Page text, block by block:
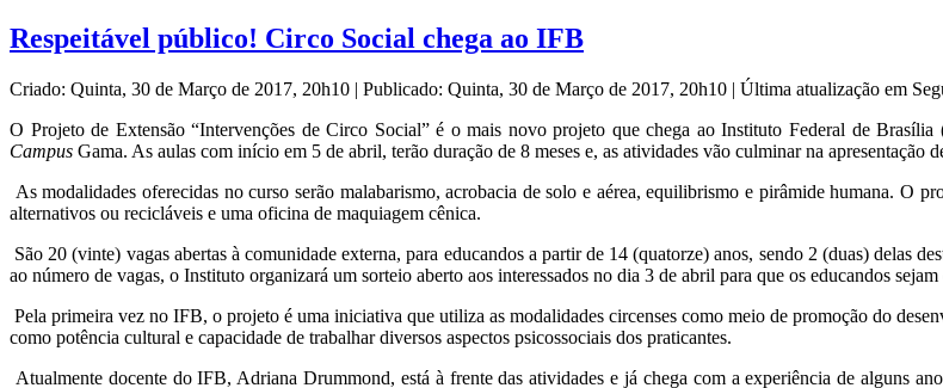
Respeitável público! Circo Social chega ao IFB
Criado: Quinta, 30 de Março de 2017, 20h10 | Publicado: Quinta, 30 de Março de 2017, 20h10 | Última atualização em
O Projeto de Extensão “Intervenções de Circo Social” é o mais novo projeto que chega ao Instituto Federal de
Campus Gama. As aulas com início em 5 de abril, terão duração de 8 meses e, as atividades vão culminar na apresentação
As modalidades oferecidas no curso serão malabarismo, acrobacia de solo e aérea, equilibrismo e pirâmide humana. O
alternativos ou recicláveis e uma oficina de maquiagem cênica.
São 20 (vinte) vagas abertas à comunidade externa, para educandos a partir de 14 (quatorze) anos, sendo 2 (duas) delas
ao número de vagas, o Instituto organizará um sorteio aberto aos interessados no dia 3 de abril para que os educandos
Pela primeira vez no IFB, o projeto é uma iniciativa que utiliza as modalidades circenses como meio de promoção do
como potência cultural e capacidade de trabalhar diversos aspectos psicossociais dos praticantes.
Atualmente docente do IFB, Adriana Drummond, está à frente das atividades e já chega com a experiência de alguns